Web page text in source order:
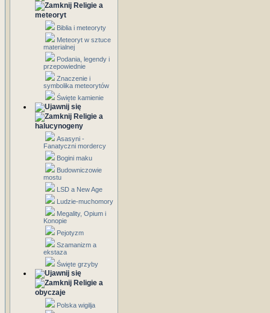
Religie a
meteoryt
Biblia i meteoryty
Meteoryt w sztuce
materialnej
Podania, legendy i
przepowiednie
Znaczenie i
symbolika meteorytów
Święte kamienie
Religie a
halucynogeny
Asasyni -
Fanatyczni mordercy
Bogini maku
Budowniczowie
mostu
LSD a New Age
Ludzie-muchomory
Megality, Opium i
Konopie
Pejotyzm
Szamanizm a
ekstaza
Święte grzyby
Religie a
obyczaje
Polska wigilja